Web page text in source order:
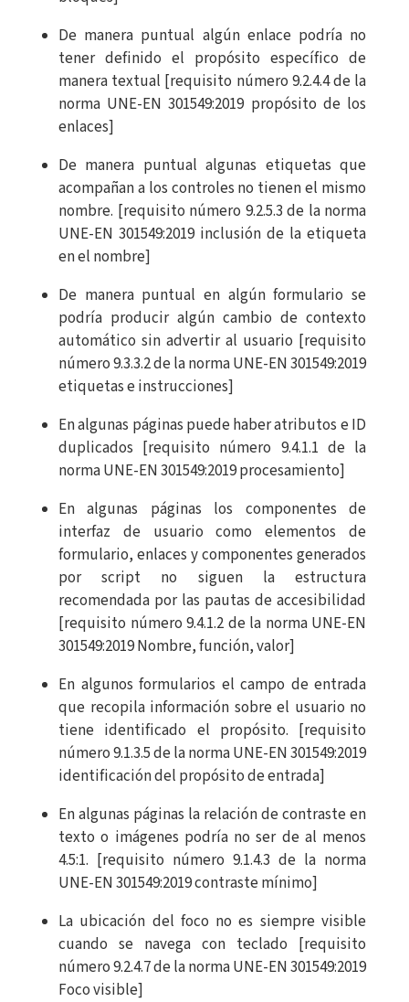
De manera puntual algún enlace podría no
tener definido el propósito específico de
manera textual [requisito número 9.2.4.4 de la
norma UNE-EN 301549:2019 propósito de los
enlaces]
De manera puntual algunas etiquetas que
acompañan a los controles no tienen el mismo
nombre. [requisito número 9.2.5.3 de la norma
UNE-EN 301549:2019 inclusión de la etiqueta
en el nombre]
De manera puntual en algún formulario se
podría producir algún cambio de contexto
automático sin advertir al usuario [requisito
número 9.3.3.2 de la norma UNE-EN 301549:2019
etiquetas e instrucciones]
En algunas páginas puede haber atributos e ID
duplicados [requisito número 9.4.1.1 de la
norma UNE-EN 301549:2019 procesamiento]
En algunas páginas los componentes de
interfaz de usuario como elementos de
formulario, enlaces y componentes generados
por script no siguen la estructura
recomendada por las pautas de accesibilidad
[requisito número 9.4.1.2 de la norma UNE-EN
301549:2019 Nombre, función, valor]
En algunos formularios el campo de entrada
que recopila información sobre el usuario no
tiene identificado el propósito. [requisito
número 9.1.3.5 de la norma UNE-EN 301549:2019
identificación del propósito de entrada]
En algunas páginas la relación de contraste en
texto o imágenes podría no ser de al menos
4.5:1. [requisito número 9.1.4.3 de la norma
UNE-EN 301549:2019 contraste mínimo]
La ubicación del foco no es siempre visible
cuando se navega con teclado [requisito
número 9.2.4.7 de la norma UNE-EN 301549:2019
Foco visible]